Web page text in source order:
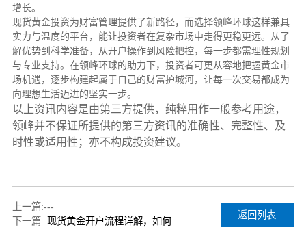
增长。
现货黄金投资为财富管理提供了新路径，而选择领峰环球这样兼具
实力与温度的平台，能让投资者在复杂市场中走得更稳更远。从了
解优势到科学准备，从开户操作到风险把控，每一步都需理性规划
与专业支持。在领峰环球的助力下，投资者可更从容地把握黄金市
场机遇，逐步构建起属于自己的财富护城河，让每一次交易都成为
向理想生活迈进的坚实一步。
以上资讯内容是由第三方提供，纯粹用作一般参考用途，
领峰并不保证所提供的第三方资讯的准确性、完整性、及
时性或适用性；亦不构成投资建议。
上一篇:---
下一篇:
现货黄金开户流程详解，如何成功开户
返回列表